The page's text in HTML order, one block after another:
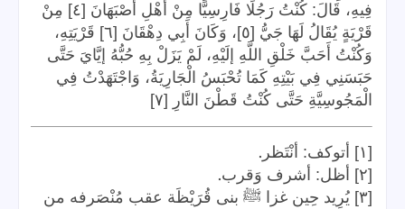
فِيهِ، قَالَ: كُنْتُ رَجُلًا فَارِسِيًّا مِنْ أَهْلِ أَصْبَهَانَ [٤] مِنْ
قَرْيَةٍ يُقَالُ لَهَا جَيُّ [٥]، وَكَانَ أَبِي دِهْقَانَ [٦] قَرْيَتِهِ،
وَكُنْتُ أَحَبَّ خَلْقِ اللَّهِ إلَيْهِ، لَمْ يَزَلْ بِهِ حُبُّهُ إيَّايَ حَتَّى
حَبَسَنِي فِي بَيْتِهِ كَمَا تُحْبَسُ الْجَارِيَةُ، وَاجْتَهَدْتُ فِي
الْمَجُوسِيَّةِ حَتَّى كُنْتُ قَطْنَ النَّارِ [٧]
[١] أتوكف: أنْتَظر .
[٢] أظل: أشرف وَقرب .
[٣] يُرِيد حِين غزا ﷺ بنى قُرَيْظَة عقب مُنْصَرفه من